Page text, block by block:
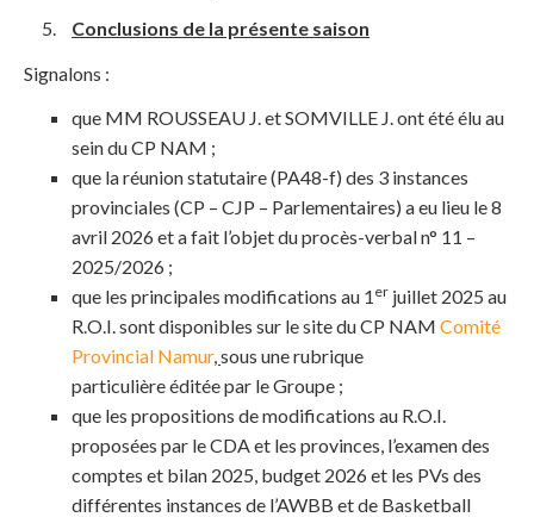
Conclusions de la présente saison
Signalons :
que MM ROUSSEAU J. et SOMVILLE J. ont été élu au
sein du CP NAM ;
que la réunion statutaire (PA48-f) des 3 instances
provinciales (CP – CJP – Parlementaires) a eu lieu le 8
avril 2026 et a fait l’objet du procès-verbal n° 11 –
2025/2026 ;
que les principales modifications au 1 er juillet 2025 au
R.O.I. sont disponibles sur le site du CP NAM Comité
Provincial Namur,sous une rubrique
particulière éditée par le Groupe ;
que les propositions de modifications au R.O.I.
proposées par le CDA et les provinces, l’examen des
comptes et bilan 2025, budget 2026 et les PVs des
différentes instances de l’AWBB et de Basketball